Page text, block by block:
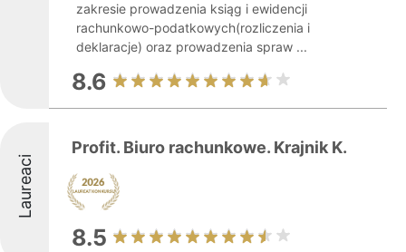
zakresie prowadzenia ksiąg i ewidencji
rachunkowo-podatkowych(rozliczenia i
deklaracje) oraz prowadzenia spraw ...
8.6
Laureaci
Profit. Biuro rachunkowe. Krajnik K.
8.5